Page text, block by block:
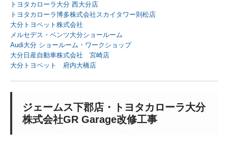
教育・文化施設
会館・庁舎
事務所・商業施設
リノベーション
トヨタカローラ大分 西大分店
トヨタカローラ博多株式会社スカイタワー則松店
大分トヨペット株式会社
メルセデス・ベンツ大分ショールーム
Audi大分 ショールーム・ワークショップ
大分日産自動車株式会社 宮崎店
大分トヨペット 府内大橋店
ジェームス下郡店・トヨタカローラ大分
株式会社GR Garage改修工事